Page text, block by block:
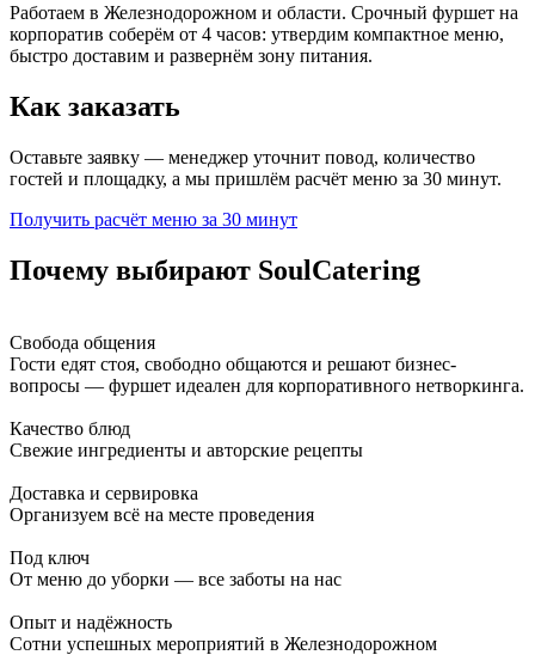
Работаем в Железнодорожном и области. Срочный фуршет на
корпоратив соберём от 4 часов: утвердим компактное меню,
быстро доставим и развернём зону питания.
Как заказать
Оставьте заявку — менеджер уточнит повод, количество
гостей и площадку, а мы пришлём расчёт меню за 30 минут.
Получить расчёт меню за 30 минут
Почему выбирают SoulCatering
Свобода общения
Гости едят стоя, свободно общаются и решают бизнес-
вопросы — фуршет идеален для корпоративного нетворкинга.
Качество блюд
Свежие ингредиенты и авторские рецепты
Доставка и сервировка
Организуем всё на месте проведения
Под ключ
От меню до уборки — все заботы на нас
Опыт и надёжность
Сотни успешных мероприятий в Железнодорожном